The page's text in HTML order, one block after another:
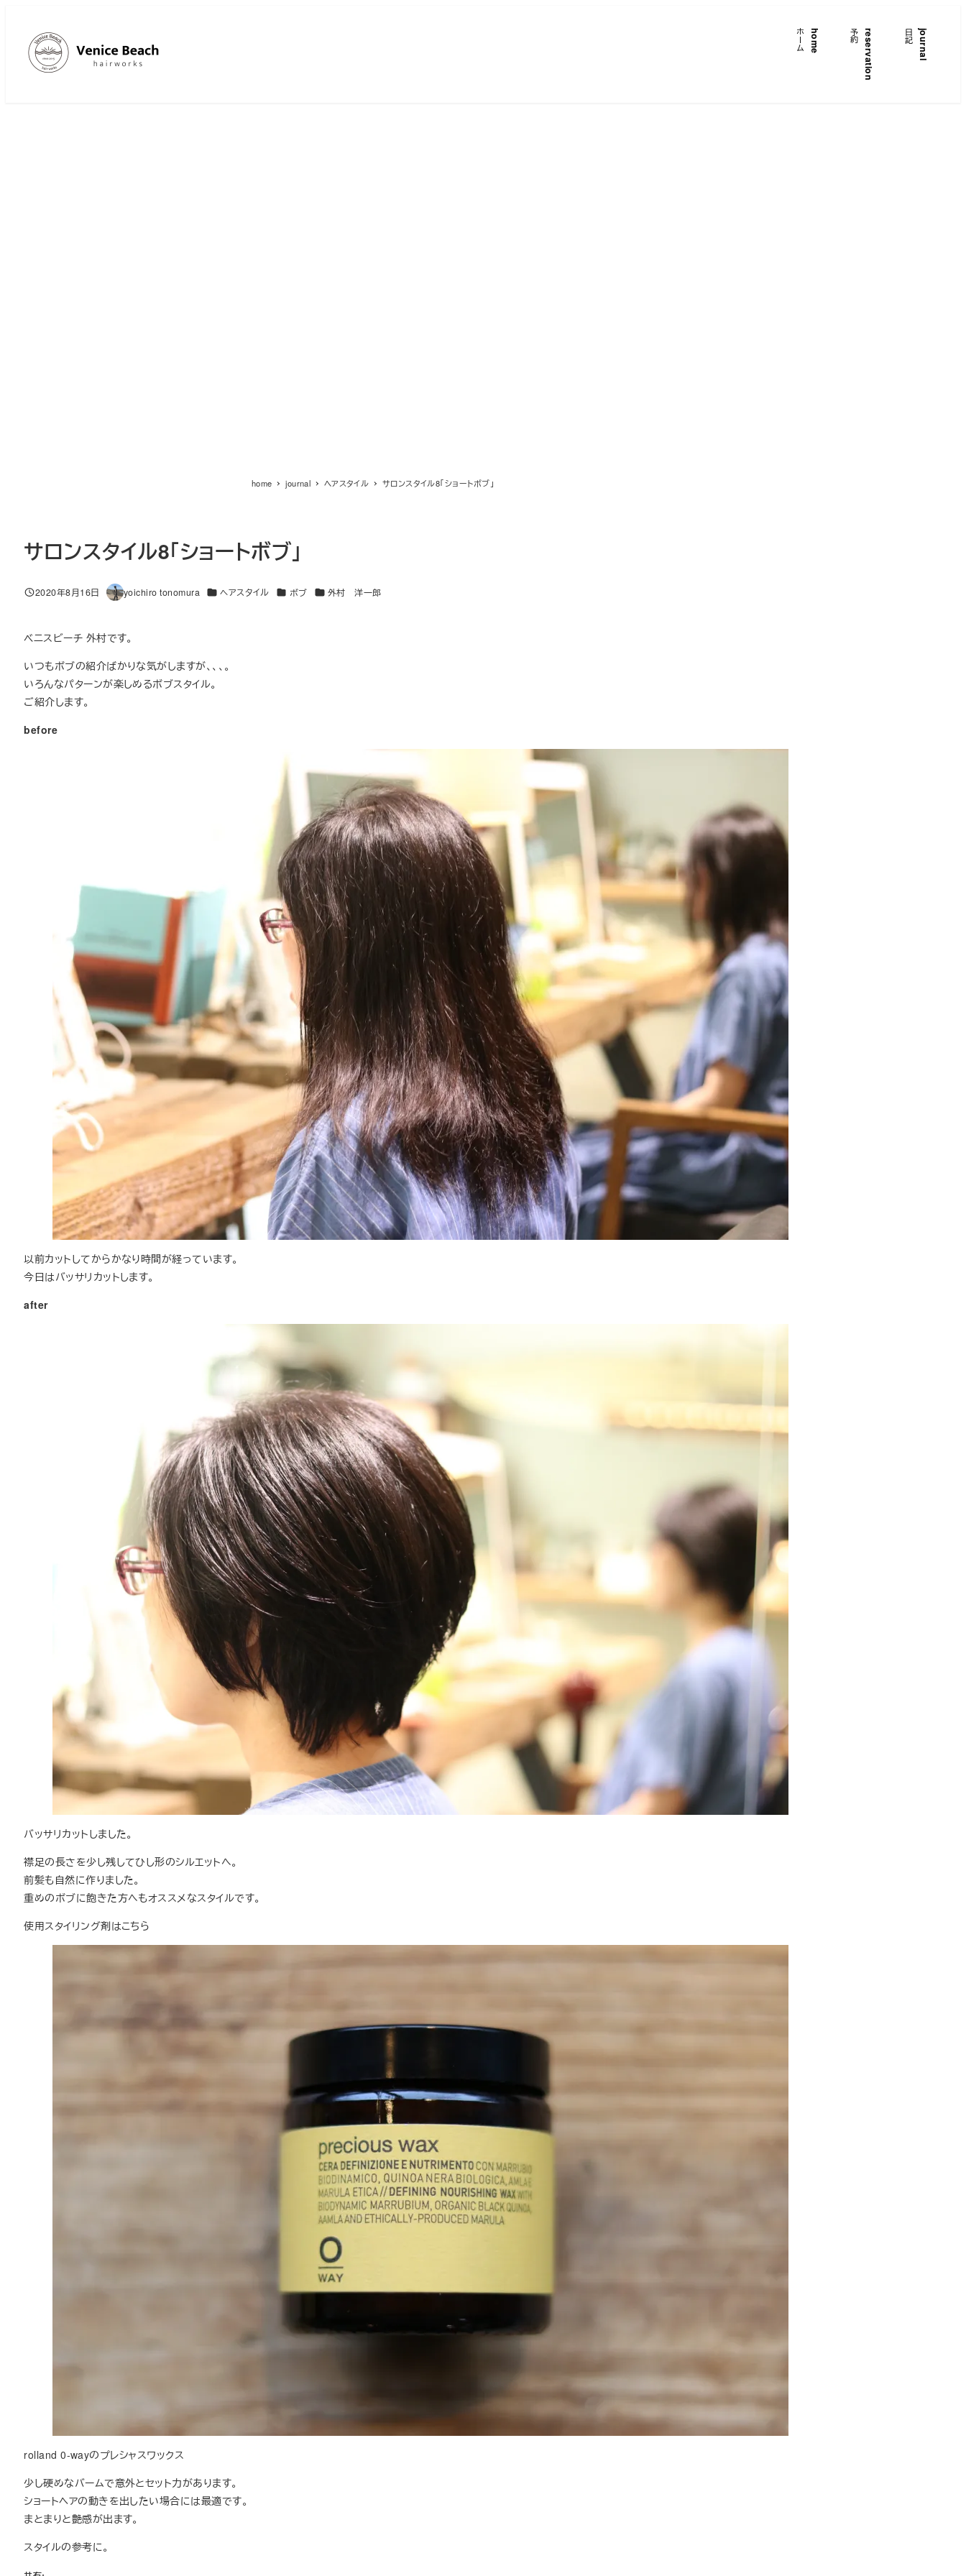
home
ホーム reservation
予約 journal
日記
home journal ヘアスタイル サロンスタイル8「ショートボブ」
サロンスタイル8「ショートボブ」
投稿日
2020年8月16日
著
yoichiro tonomura カテゴリー
ヘアスタイル カテゴリー
ボブ カテゴリー
外村 洋一郎
ベニスビーチ 外村です。
いつもボブの紹介ばかりな気がしますが、、、。
いろんなパターンが楽しめるボブスタイル。
ご紹介します。
before
以前カットしてからかなり時間が経っています。
今日はバッサリカットします。
after
バッサリカットしました。
襟足の長さを少し残してひし形のシルエットへ。
前髪も自然に作りました。
重めのボブに飽きた方へもオススメなスタイルです。
使用スタイリング剤はこちら
rolland 0-wayのプレシャスワックス
少し硬めなバームで意外とセット力があります。
ショートヘアの動きを出したい場合には最適です。
まとまりと艶感が出ます。
スタイルの参考に。